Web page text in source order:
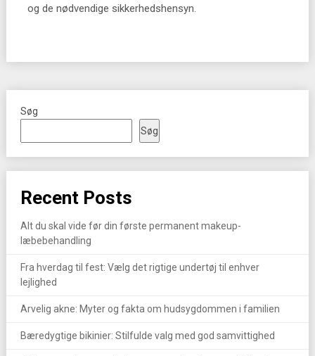
og de nødvendige sikkerhedshensyn.
Søg
Søg
Recent Posts
Alt du skal vide før din første permanent makeup-
læbebehandling
Fra hverdag til fest: Vælg det rigtige undertøj til enhver
lejlighed
Arvelig akne: Myter og fakta om hudsygdommen i familien
Bæredygtige bikinier: Stilfulde valg med god samvittighed